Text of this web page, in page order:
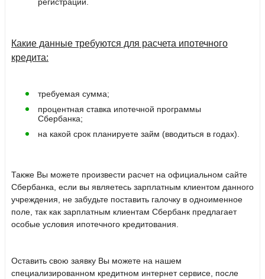
регистрации.
Какие данные требуются для расчета ипотечного
кредита:
требуемая сумма;
процентная ставка ипотечной программы
Сбербанка;
на какой срок планируете займ (вводиться в годах).
Также Вы можете произвести расчет на официальном сайте
Сбербанка, если вы являетесь зарплатным клиентом данного
учреждения, не забудьте поставить галочку в одноименное
поле, так как зарплатным клиентам Сбербанк предлагает
особые условия ипотечного кредитования.
Оставить свою заявку Вы можете на нашем
специализированном кредитном интернет сервисе, после